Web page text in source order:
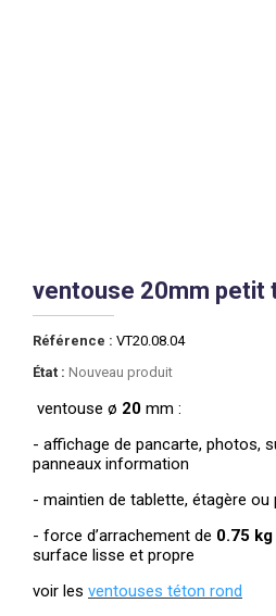
ventouse 20mm petit
Référence : VT20.08.04
État : Nouveau produit
ventouse ø 20 mm :
- affichage de pancarte, photos,
panneaux information
- maintien de tablette, étagère ou
- force d’arrachement de 0.75 kg
surface lisse et propre
voir les ventouses téton rond